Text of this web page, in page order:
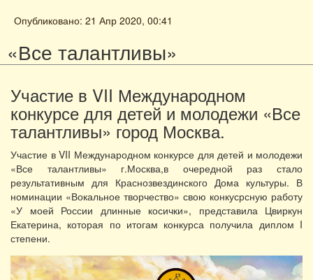
Опубликовано: 21 Апр 2020, 00:41
«Все талантливы»
Участие в VII Международном
конкурсе для детей и молодежи «Все
талантливы» город Москва.
Участие в VII Международном конкурсе для детей и молодежи
«Все талантливы» г.Москва,в очередной раз стало
результативным для Краснозвездинского Дома культуры. В
номинации «Вокальное творчество» свою конкусрсную работу
«У моей России длинные косички», представила Цвиркун
Екатерина, которая по итогам конкурса получила диплом I
степени.